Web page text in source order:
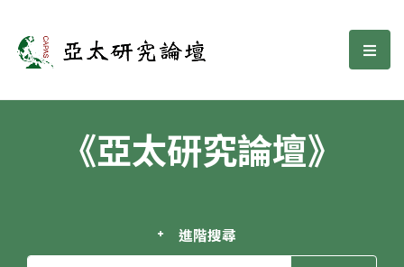
亞太研究論壇 選
《亞太研究論壇》
進階搜尋